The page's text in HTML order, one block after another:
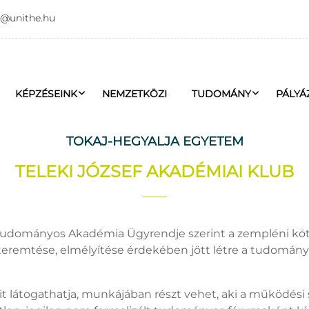
KÉPZÉSEINK NEMZETKÖZI TUDOMÁNY
TOKAJ-HEGYALJA EGYETEM
TELEKI JÓZSEF AKADÉMIAI KLUB
Akadémia Ügyrendje szerint a zempléni
elmélyítése érdekében jött létre a
munkájában részt vehet, aki a működési